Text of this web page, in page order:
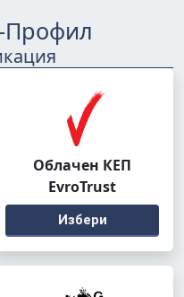
-Профил
Облачен КЕП
EvroTrust
Избери